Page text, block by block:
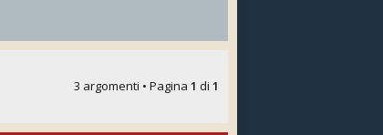
3 argomenti • Pagina 1 di 1